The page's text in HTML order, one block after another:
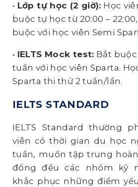
• Lớp tự học (2 giờ): Học
buộc tự học từ 20:00 –
buộc với học viên Semi
• IELTS Mock test: Bắt
tuần với học viên Sparta.
Sparta thi thử 2 tuần/lần.
IELTS STANDARD
IELTS Standard thường
viên có thời gian du học
tuần, muốn tập trung
đồng đều các nhóm kỹ
khắc phục những điểm